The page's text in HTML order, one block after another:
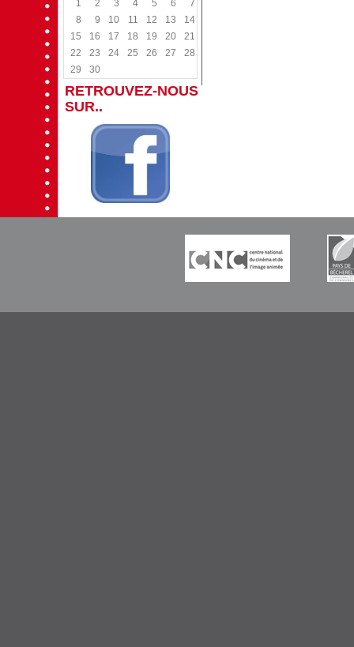
1
2 3 4 5 6
7
8
9 10 11 12 13
14
15
16 17 18 19 20
21
22
23 24 25 26 27
28
29
30
RETROUVEZ-NOUS
SUR..